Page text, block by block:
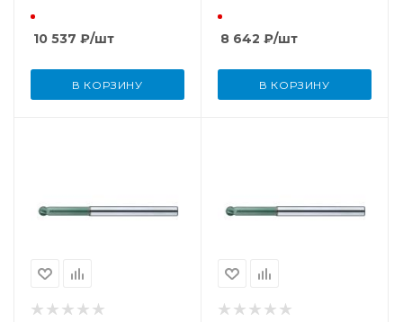
10 537 ₽/шт
В КОРЗИНУ
8 642 ₽/шт
В КОРЗИНУ